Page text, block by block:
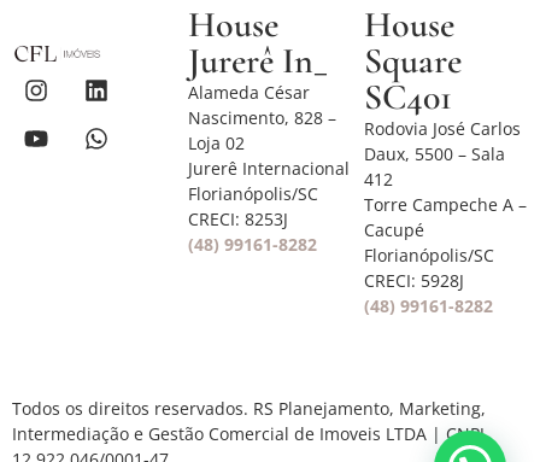
House
Jurerê In_
Alameda César
Nascimento, 828 –
Loja 02
Jurerê Internacional
Florianópolis/SC
CRECI: 8253J
(48) 99161-8282
House
Square
SC401
Rodovia José Carlos
Daux, 5500 – Sala
412
Torre Campeche A –
Cacupé
Florianópolis/SC
CRECI: 5928J
(48) 99161-8282
Todos os direitos reservados. RS Planejamento, Marketing,
Intermediação e Gestão Comercial de Imoveis LTDA | CNPJ